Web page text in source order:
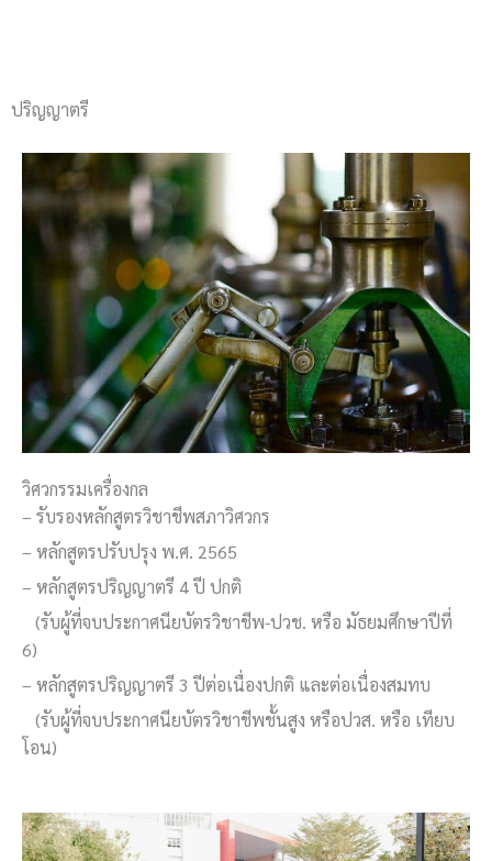
ปริญญาตรี
วิศวกรรมเครื่องกล
– รับรองหลักสูตรวิชาชีพสภาวิศวกร
– หลักสูตรปรับปรุง พ.ศ. 2565
– หลักสูตรปริญญาตรี 4 ปี ปกติ
(รับผู้ที่จบประกาศนียบัตรวิชาชีพ-ปวช. หรือ มัธยมศึกษาปีที่
6)
– หลักสูตรปริญญาตรี 3 ปีต่อเนื่องปกติ และต่อเนื่องสมทบ
(รับผู้ที่จบประกาศนียบัตรวิชาชีพชั้นสูง หรือปวส. หรือ เทียบ
โอน)